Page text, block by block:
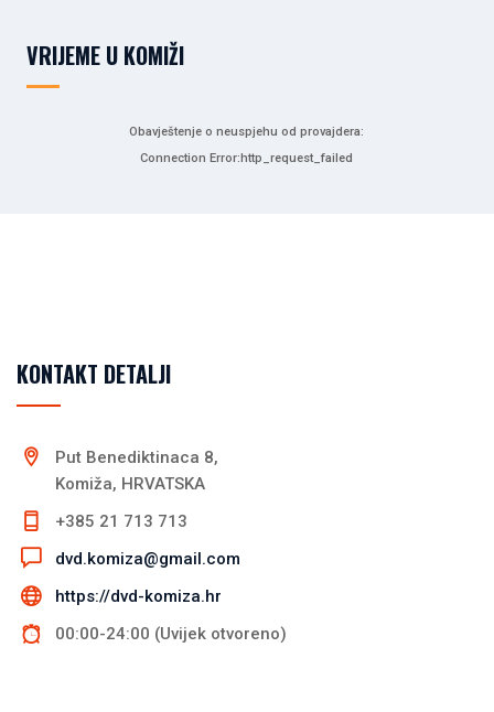
VRIJEME U KOMIŽI
Obavještenje o neuspjehu od provajdera:
Connection Error:http_request_failed
KONTAKT DETALJI
Put Benediktinaca 8,
Komiža, HRVATSKA
+385 21 713 713
dvd.komiza@gmail.com
https://dvd-komiza.hr
00:00-24:00 (Uvijek otvoreno)